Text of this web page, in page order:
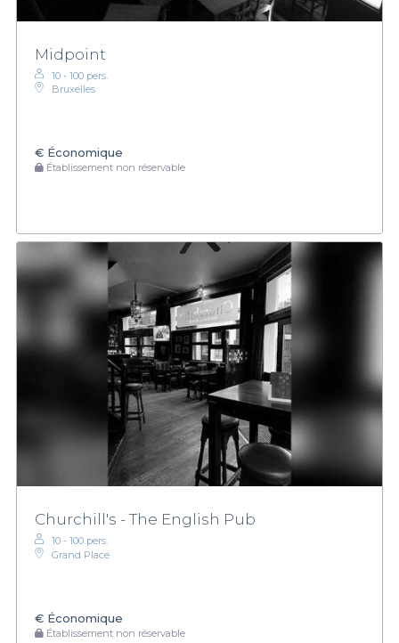
Midpoint
10 - 100 pers.
Bruxelles
€ Économique
Établissement non réservable
Churchill's - The English Pub
10 - 100 pers.
Grand Place
€ Économique
Établissement non réservable